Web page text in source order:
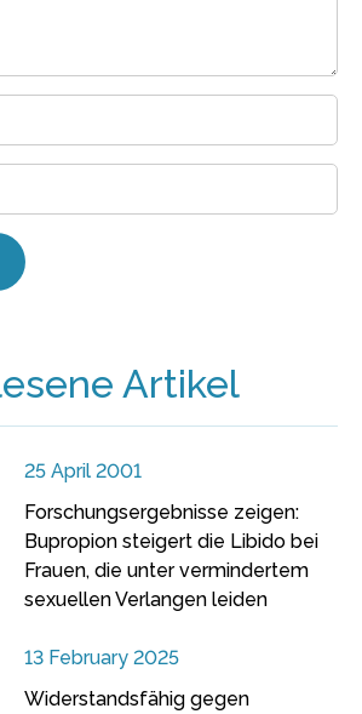
Artikel
25 April 2001
Forschungsergebnisse zeigen:
Bupropion steigert die Libido bei
Frauen, die unter vermindertem
sexuellen Verlangen leiden
13 February 2025
Widerstandsfähig gegen